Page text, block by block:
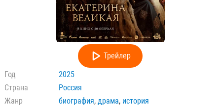
Трейлер
Год
2025
Страна
Россия
Жанр
биография, драма, история